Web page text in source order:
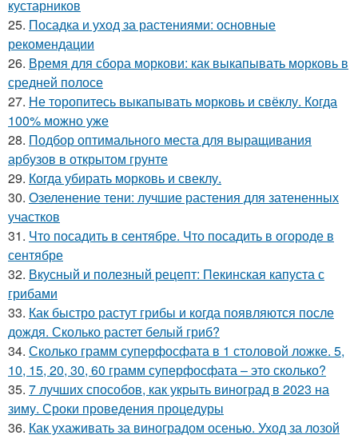
кустарников
25. Посадка и уход за растениями: основные
рекомендации
26. Время для сбора моркови: как выкапывать морковь в
средней полосе
27. Не торопитесь выкапывать морковь и свёклу. Когда
100% можно уже
28. Подбор оптимального места для выращивания
арбузов в открытом грунте
29. Когда убирать морковь и свеклу.
30. Озеленение тени: лучшие растения для затененных
участков
31. Что посадить в сентябре. Что посадить в огороде в
сентябре
32. Вкусный и полезный рецепт: Пекинская капуста с
грибами
33. Как быстро растут грибы и когда появляются после
дождя. Сколько растет белый гриб?
34. Сколько грамм суперфосфата в 1 столовой ложке. 5,
10, 15, 20, 30, 60 грамм суперфосфата – это сколько?
35. 7 лучших способов, как укрыть виноград в 2023 на
зиму. Сроки проведения процедуры
36. Как ухаживать за виноградом осенью. Уход за лозой